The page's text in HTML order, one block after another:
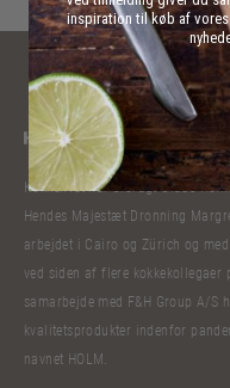
Kokkelivet har bibragt Claus
Hendes Majestæt Dronning
arbejdet i Cairo og Zürich og
ved siden af flere kokkekollegaer
samarbejde med F&H Group A/
kvalitetsprodukter indenfor
navnet HOLM.
inspiration til køb af